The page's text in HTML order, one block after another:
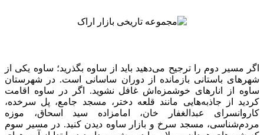
اگر مسیر دوم را ترجیح می‌دهید باید از ساوه بگذرید؛ ساوه یکی از
شهر‌های باستانی بازمانده از دوران ساسانی است. در شهرستان
ساوه از انار‌های خوشمزه‌اش غافل نشوید. اگر در ساوه اقامت
کردید از جاذبه‌هایی مانند قلعه دختر، مسجد جامع، پل سرخده،
کاروانسرای عبد‌الغفار خان، امامزاده سید اسحاق، موزه
مردم‌شناسی، مسجد سرخ و بازار ساوه دیدن کنید. در مسیر سوم